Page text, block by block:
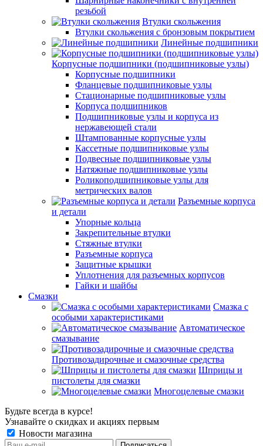
резьбой
Втулки скольжения
Втулки скольжения с бронзовым покрытием
Линейные подшипники
Корпусные подшипники (подшипниковые узлы)
Корпусные подшипники
Фланцевые подшипниковые узлы
Стационарные подшипниковые узлы
Корпуса подшипников
Подшипниковые узлы и корпуса из
нержавеющей стали
Штампованные корпусные узлы
Кассетные подшипниковые узлы
Подвесные подшипниковые узлы
Натяжные подшипниковые узлы
Роликоподшипниковые узлы для
метрических валов
Разъемные корпуса
и детали
Упорные кольца
Закрепительные втулки
Стяжные втулки
Разъемные корпуса
Защитные крышки
Уплотнения для разъемных корпусов
Гайки и шайбы
Смазки
Смазка с
особыми характеристиками
Автоматическое
смазывание
Противозадирочные и смазочные средства
Шприцы и
пистолеты для смазки
Многоцелевые смазки
Будьте всегда в курсе!
Узнавайте о скидках и акциях первым
Новости магазина